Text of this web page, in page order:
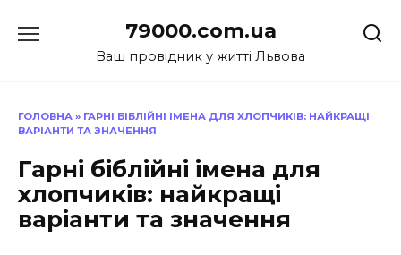
до
79000.com.ua
Ваш провідник у житті Львова
ГОЛОВНА » ГАРНІ БІБЛІЙНІ ІМЕНА ДЛЯ ХЛОПЧИКІВ: НАЙКРАЩІ
ВАРІАНТИ ТА ЗНАЧЕННЯ
Гарні біблійні імена для
хлопчиків: найкращі
варіанти та значення